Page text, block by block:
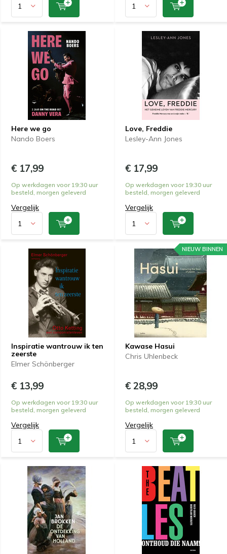
Here we go
Nando Boers
€ 17,99
Op werkdagen voor 19:30 uur
besteld, morgen geleverd
Vergelijk
Love, Freddie
Lesley-Ann Jones
€ 17,99
Op werkdagen voor 19:30 uur
besteld, morgen geleverd
Vergelijk
Inspiratie wantrouw ik ten
zeerste
Elmer Schönberger
€ 13,99
Op werkdagen voor 19:30 uur
besteld, morgen geleverd
Vergelijk
NIEUW BINNEN
Kawase Hasui
Chris Uhlenbeck
€ 28,99
Op werkdagen voor 19:30 uur
besteld, morgen geleverd
Vergelijk